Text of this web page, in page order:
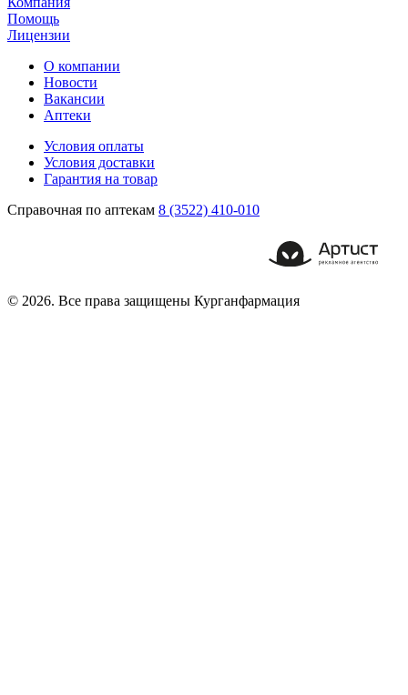
Помощь
Лицензии
О компании
Новости
Вакансии
Аптеки
Условия оплаты
Условия доставки
Гарантия на товар
Справочная по аптекам 8 (3522) 410-010
© 2026. Все права защищены Курганфармация